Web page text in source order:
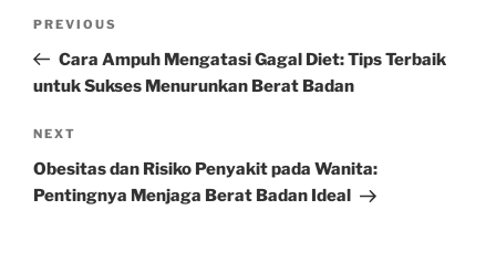
Previous
Post
PREVIOUS
Cara Ampuh Mengatasi Gagal Diet: Tips Terbaik
untuk Sukses Menurunkan Berat Badan
Next
Post
NEXT
Obesitas dan Risiko Penyakit pada Wanita:
Pentingnya Menjaga Berat Badan Ideal